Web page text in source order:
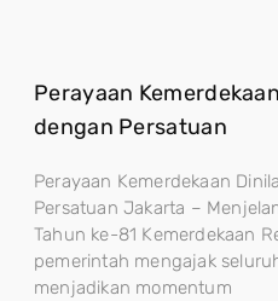
Perayaan
dengan Persatuan
Perayaan Kemerdekaan
Persatuan Jakarta –
Tahun ke-81 Kemerdekaan
pemerintah mengajak
menjadikan momentum